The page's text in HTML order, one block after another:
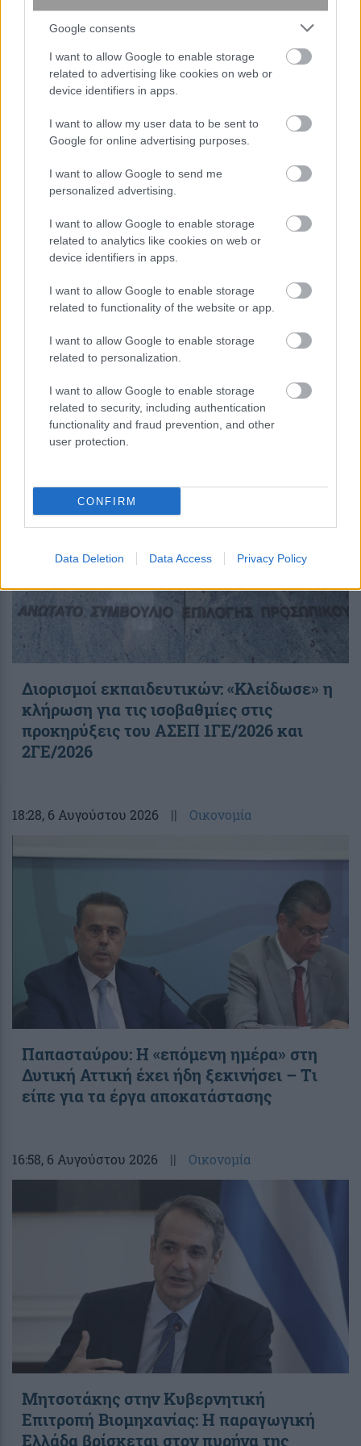
Google consents
I want to allow Google to enable storage
related to advertising like cookies on web or
device identifiers in apps.
I want to allow my user data to be sent to
Google for online advertising purposes.
I want to allow Google to send me
personalized advertising.
I want to allow Google to enable storage
related to analytics like cookies on web or
device identifiers in apps.
I want to allow Google to enable storage
related to functionality of the website or app.
I want to allow Google to enable storage
related to personalization.
I want to allow Google to enable storage
related to security, including authentication
functionality and fraud prevention, and other
user protection.
CONFIRM
Data Deletion Data Access Privacy Policy
περισσότερα
, 6 Αυγούστου 2026 || Οικονομία
Λαϊκή αγορά: Πού κυμαίνονται οι τιμές
σε φρούτα και σε λαχανικά
, 6 Αυγούστου 2026
Διορισμοί εκπαιδευτικών: «Κλείδωσε» η
κλήρωση για τις ισοβαθμίες στις
προκηρύξεις του ΑΣΕΠ 1ΓΕ/2026 και
2ΓΕ/2026
18:28, 6 Αυγούστου 2026 || Οικονομία
Παπασταύρου: Η «επόμενη ημέρα» στη
Δυτική Αττική έχει ήδη ξεκινήσει – Tι
είπε για τα έργα αποκατάστασης
16:58, 6 Αυγούστου 2026 || Οικονομία
Μητσοτάκης στην Κυβερνητική
Επιτροπή Βιομηχανίας: Η παραγωγική
Ελλάδα βρίσκεται στον πυρήνα της